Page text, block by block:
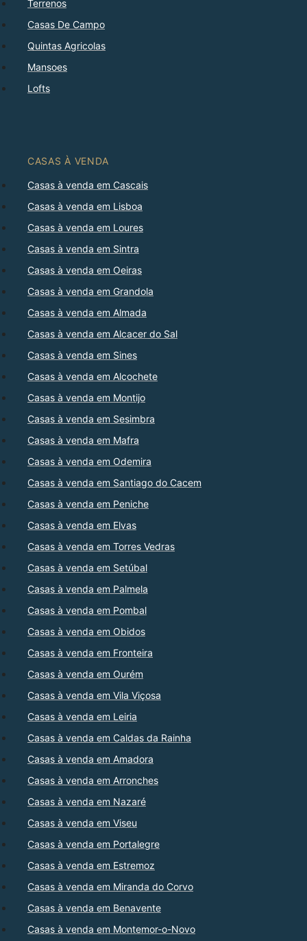
Terrenos
Casas De Campo
Quintas Agricolas
Mansoes
Lofts
CASAS À VENDA
Casas à venda em Cascais
Casas à venda em Lisboa
Casas à venda em Loures
Casas à venda em Sintra
Casas à venda em Oeiras
Casas à venda em Grandola
Casas à venda em Almada
Casas à venda em Alcacer do Sal
Casas à venda em Sines
Casas à venda em Alcochete
Casas à venda em Montijo
Casas à venda em Sesimbra
Casas à venda em Mafra
Casas à venda em Odemira
Casas à venda em Santiago do Cacem
Casas à venda em Peniche
Casas à venda em Elvas
Casas à venda em Torres Vedras
Casas à venda em Setúbal
Casas à venda em Palmela
Casas à venda em Pombal
Casas à venda em Obidos
Casas à venda em Fronteira
Casas à venda em Ourém
Casas à venda em Vila Viçosa
Casas à venda em Leiria
Casas à venda em Caldas da Rainha
Casas à venda em Amadora
Casas à venda em Arronches
Casas à venda em Nazaré
Casas à venda em Viseu
Casas à venda em Portalegre
Casas à venda em Estremoz
Casas à venda em Miranda do Corvo
Casas à venda em Benavente
Casas à venda em Montemor-o-Novo